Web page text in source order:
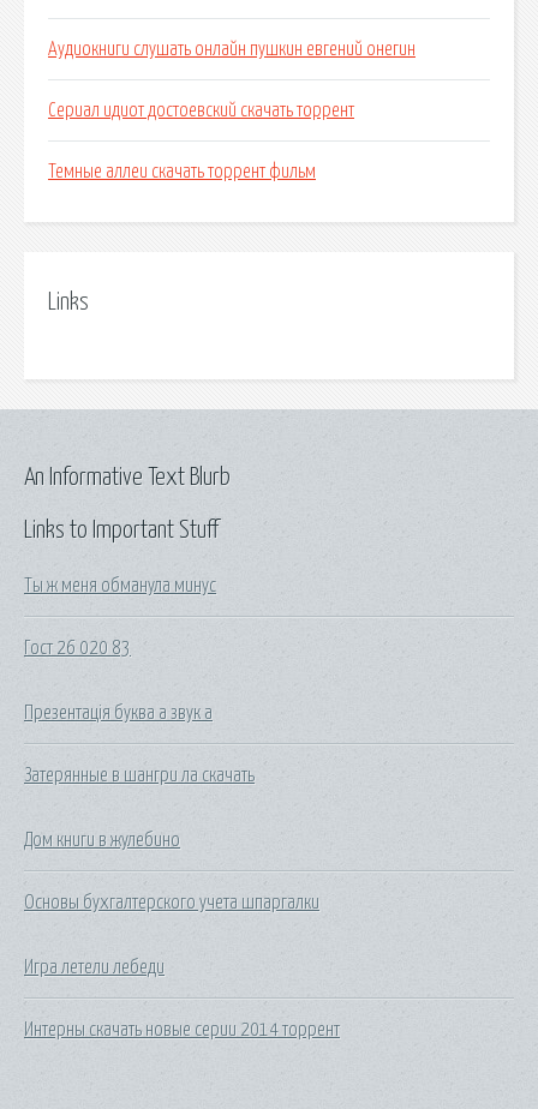
Аудиокниги слушать онлайн пушкин евгений онегин
Сериал идиот достоевский скачать торрент
Темные аллеи скачать торрент фильм
Links
Links to Important Stuff
Ты ж меня обманула минус
Гост 26 020 83
Презентація буква а звук а
Затерянные в шангри ла скачать
Дом книги в жулебино
Основы бухгалтерского учета шпаргалки
Игра летели лебеди
Интерны скачать новые серии 2014 торрент
An Informative Text Blurb